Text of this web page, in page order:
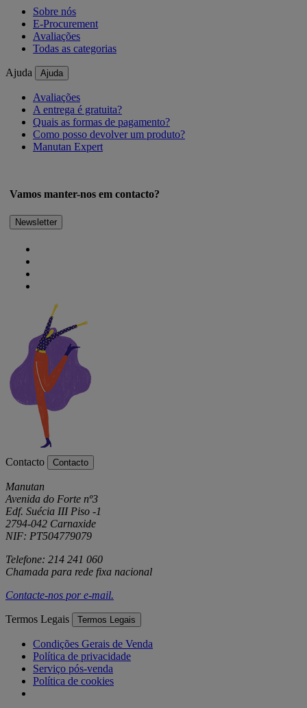
Sobre nós
E-Procurement
Avaliações
Todas as categorias
Ajuda Ajuda
Avaliações
A entrega é gratuita?
Quais as formas de pagamento?
Como posso devolver um produto?
Manutan Expert
Vamos manter-nos em contacto?
Newsletter
Contacto Contacto
Manutan
Avenida do Forte nº3
Edf. Suécia III Piso -1
2794-042 Carnaxide
NIF: PT504779079
Telefone: 214 241 060
Chamada para rede fixa nacional
Contacte-nos pore-mail.
Termos Legais Termos Legais
Condições Gerais de Venda
Política de privacidade
Serviço pós-venda
Política de cookies